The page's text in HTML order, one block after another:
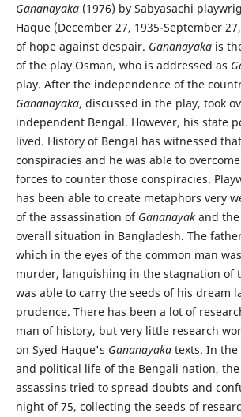
Gananayaka (1976) by Sabyasachi
Haque (December 27, 1935-September
of hope against despair. Gananayaka is
of the play Osman, who is addressed as
play. After the independence of the
Gananayaka, discussed in the play, took
independent Bengal. However, his state
lived. History of Bengal has witnessed
conspiracies and he was able to
forces to counter those conspiracies.
has been able to create metaphors very
of the assassination of Gananayakand the
overall situation in Bangladesh. The
which in the eyes of the common man
murder, languishing in the stagnation of
was able to carry the seeds of his dream
prudence. There has been a lot of
man of history, but very little research
on Syed Haque's Gananayakatexts. In the
and political life of the Bengali nation,
assassins tried to spread doubts and
night of 75, collecting the seeds of